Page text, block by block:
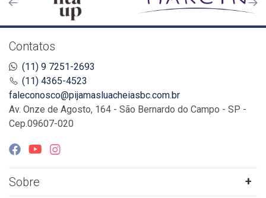
Contatos
(11) 9 7251-2693
(11) 4365-4523
faleconosco@pijamasluacheiasbc.com.br
Av. Onze de Agosto, 164 - São Bernardo do Campo - SP -
Cep.09607-020
Sobre